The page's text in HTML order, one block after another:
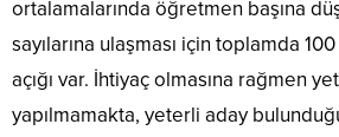
ortalamalarında öğretmen başına
sayılarına ulaşması için toplamda
açığı var. İhtiyaç olmasına rağmen
yapılmamakta, yeterli aday